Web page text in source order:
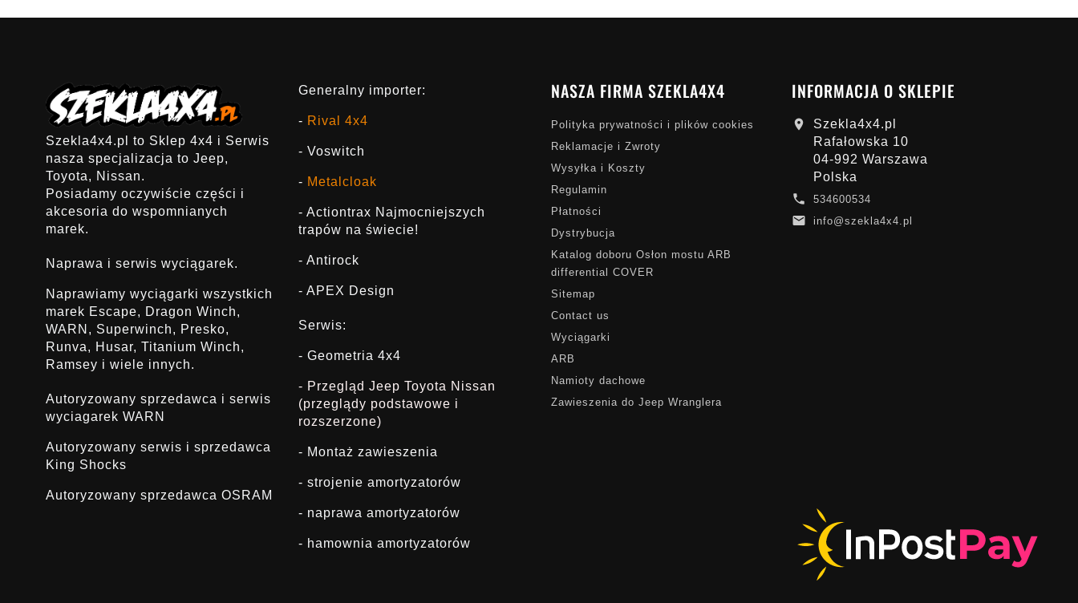
Szekla4x4.pl to Sklep 4x4 i Serwis
nasza specjalizacja to Jeep,
Toyota, Nissan.
Posiadamy oczywiście części i
akcesoria do wspomnianych
marek.
Naprawa i serwis wyciągarek.
Naprawiamy wyciągarki wszystkich
marek Escape, Dragon Winch,
WARN, Superwinch, Presko,
Runva, Husar, Titanium Winch,
Ramsey i wiele innych.
Autoryzowany sprzedawca i serwis
wyciagarek WARN
Autoryzowany serwis i sprzedawca
King Shocks
Autoryzowany sprzedawca OSRAM
Generalny importer:
- Rival 4x4
- Voswitch
- Metalcloak
- Actiontrax Najmocniejszych
trapów na świecie!
- Antirock
- APEX Design
Serwis:
- Geometria 4x4
- Przegląd Jeep Toyota Nissan
(przeglądy podstawowe i
rozszerzone)
- Montaż zawieszenia
- strojenie amortyzatorów
- naprawa amortyzatorów
- hamownia amortyzatorów
NASZA FIRMA SZEKLA4X4
Polityka prywatności i plików cookies
Reklamacje i Zwroty
Wysyłka i Koszty
Regulamin
Płatności
Dystrybucja
Katalog doboru Osłon mostu ARB
differential COVER
Sitemap
Contact us
Wyciągarki
ARB
Namioty dachowe
Zawieszenia do Jeep Wranglera
INFORMACJA O SKLEPIE

Szekla4x4.pl
Rafałowska 10
04-992 Warszawa
Polska
 534600534
 info@szekla4x4.pl